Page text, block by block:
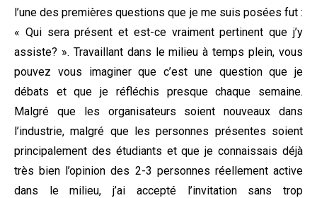
l’une des premières questions que je me suis posées fut :
« Qui sera présent et est-ce vraiment pertinent que j’y
assiste? ». Travaillant dans le milieu à temps plein, vous
pouvez vous imaginer que c’est une question que je
débats et que je réfléchis presque chaque semaine.
Malgré que les organisateurs soient nouveaux dans
l’industrie, malgré que les personnes présentes soient
principalement des étudiants et que je connaissais déjà
très bien l’opinion des 2-3 personnes réellement active
dans le milieu, j’ai accepté l’invitation sans trop